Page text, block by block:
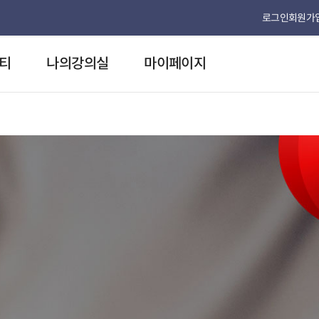
로그인회원가
나의강의실 마이페이지